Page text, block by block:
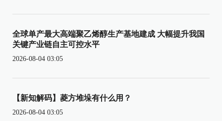
全球单产最大高端聚乙烯醇生产基地建成 大幅提升我国
关键产业链自主可控水平
2026-08-04 03:05
【新知解码】菱方堆垛有什么用？
2026-08-04 03:05